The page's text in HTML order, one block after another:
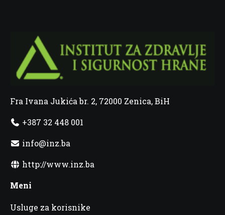
Fra Ivana Jukića br. 2, 72000 Zenica, BiH
+387 32 448 001
info@inz.ba
http://www.inz.ba
Meni
Usluge za korisnike